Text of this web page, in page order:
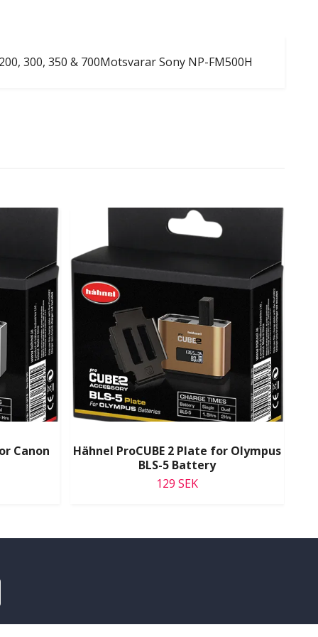
300, 350 & 700Motsvarar Sony NP-FM500H
Canon
Hähnel ProCUBE 2 Plate for Olympus
BLS-5 Battery
129 SEK